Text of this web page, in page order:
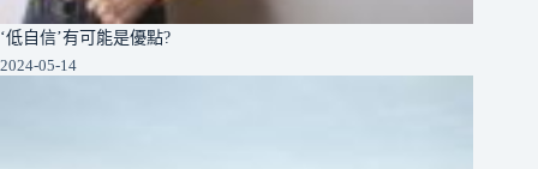
‘低自信’有可能是優點?
2024-05-14